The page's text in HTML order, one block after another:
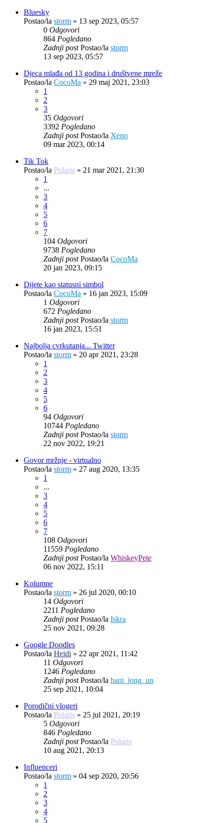
Bluesky
Postao/la storm » 13 sep 2023, 05:57
0 Odgovori
864 Pogledano
Zadnji postPostao/la storm
13 sep 2023, 05:57
Djeca mlađa od 13 godina i društvene mreže
Postao/la CocoMa » 29 maj 2021, 23:03
1
2
3
35 Odgovori
3392 Pogledano
Zadnji postPostao/la Xeno
09 mar 2023, 00:14
Tik Tok
Postao/la Polaris » 21 mar 2021, 21:30
1
...
3
4
5
6
7
104 Odgovori
9738 Pogledano
Zadnji postPostao/la CocoMa
20 jan 2023, 09:15
Dijete kao statusni simbol
Postao/la CocoMa » 16 jan 2023, 15:09
1 Odgovori
672 Pogledano
Zadnji postPostao/la storm
16 jan 2023, 15:51
Najbolja cvrkutanja... Twitter
Postao/la storm » 20 apr 2021, 23:28
1
2
3
4
5
6
94 Odgovori
10744 Pogledano
Zadnji postPostao/la storm
22 nov 2022, 19:21
Govor mržnje - virtualno
Postao/la storm » 27 aug 2020, 13:35
1
...
3
4
5
6
7
108 Odgovori
11559 Pogledano
Zadnji postPostao/la WhiskeyPete
06 nov 2022, 15:11
Kolumne
Postao/la storm » 26 jul 2020, 00:10
14 Odgovori
2211 Pogledano
Zadnji postPostao/la Iskra
25 nov 2021, 09:28
Google Doodles
Postao/la Heidi » 22 apr 2021, 11:42
11 Odgovori
1246 Pogledano
Zadnji postPostao/la hani_jong_un
25 sep 2021, 10:04
Porodični vlogeri
Postao/la Polaris » 25 jul 2021, 20:19
5 Odgovori
846 Pogledano
Zadnji postPostao/la Polaris
10 aug 2021, 20:13
Influenceri
Postao/la storm » 04 sep 2020, 20:56
1
2
3
4
5